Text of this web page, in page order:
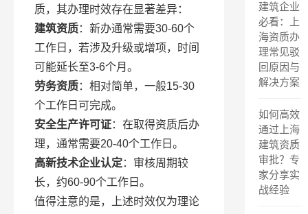
质，其办理时效存在显著差异：
建筑资质：新办通常需要30-60个
工作日，若涉及升级或增项，时间
可能延长至3-6个月。
劳务资质：相对简单，一般15-30
个工作日可完成。
安全生产许可证：在取得资质后办
理，通常需要20-40个工作日。
高新技术企业认定：审核周期较
长，约60-90个工作日。
值得注意的是，上述时效仅为理论
建筑企业
必看：上
海资质办
理常见驳
回原因与
解决方案
如何高效
通过上海
建筑资质
审批？专
家分享实
战经验